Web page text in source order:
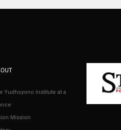
Yudhoyono Institute at a
Mission